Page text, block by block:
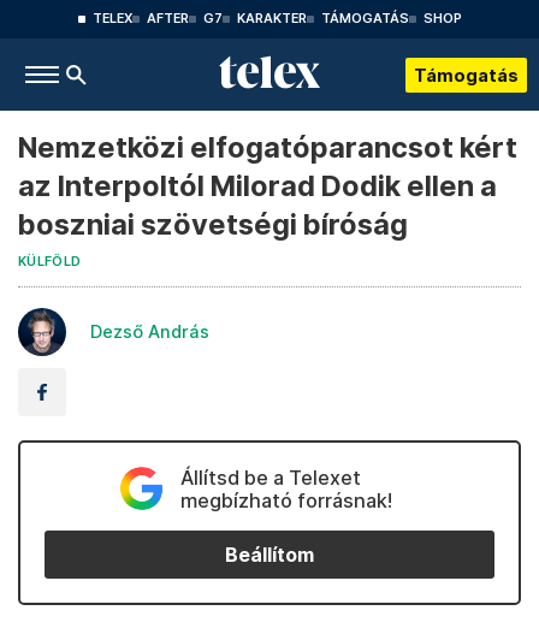
TELEX AFTER G7 KARAKTER TÁMOGATÁS SHOP
Támogatás
Nemzetközi elfogatóparancsot kért
az Interpoltól Milorad Dodik ellen a
boszniai szövetségi bíróság
KÜLFÖLD
Dezső András
Állítsd be a Telexet
megbízható forrásnak!
Beállítom